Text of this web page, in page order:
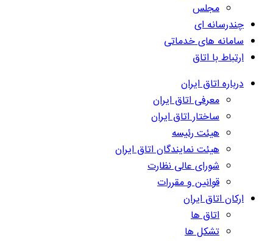
مجلس
چندرسانه ای
سامانه های خدماتی
ارتباط با اتاق
درباره اتاق ایران
معرفی اتاق ایران
ساختار اتاق ایران
هیئت رئیسه
هیئت نمایندگان اتاق ایران
شورای عالی نظارت
قوانین و مقررات
ارکان اتاق ایران
اتاق ها
تشکل ها